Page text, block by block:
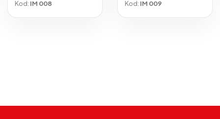
Kod: IM 008 Kod: IM 009